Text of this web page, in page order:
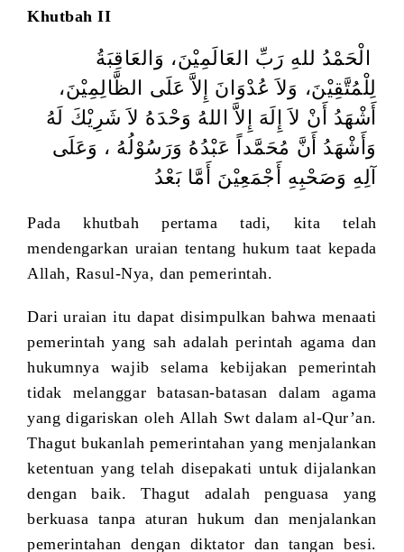
Khutbah II
الْحَمْدُ للهِ رَبِّ العَالَمِيْنَ، وَالعَاقِبَةُ
لِلْمُتَّقِيْنَ، وَلاَ عُدْوَانَ إِلاَّ عَلَى الظَّالِمِيْنَ،
أَشْهَدُ أَنْ لاَ إِلَهَ إِلاَّ اللهُ وَحْدَهُ لاَ شَرِيْكَ لَهُ
وَأَشْهَدُ أَنَّ مُحَمَّداً عَبْدُهُ وَرَسُوْلُهُ ، وَعَلَى
آلِهِ وَصَحْبِهِ أَجْمَعِيْنَ أَمَّا بَعْدُ
Pada khutbah pertama tadi, kita telah
mendengarkan uraian tentang hukum taat kepada
Allah, Rasul-Nya, dan pemerintah.
Dari uraian itu dapat disimpulkan bahwa menaati
pemerintah yang sah adalah perintah agama dan
hukumnya wajib selama kebijakan pemerintah
tidak melanggar batasan-batasan dalam agama
yang digariskan oleh Allah Swt dalam al-Qur’an.
Thagut bukanlah pemerintahan yang menjalankan
ketentuan yang telah disepakati untuk dijalankan
dengan baik. Thagut adalah penguasa yang
berkuasa tanpa aturan hukum dan menjalankan
pemerintahan dengan diktator dan tangan besi.